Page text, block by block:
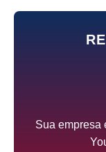
Sua empresa